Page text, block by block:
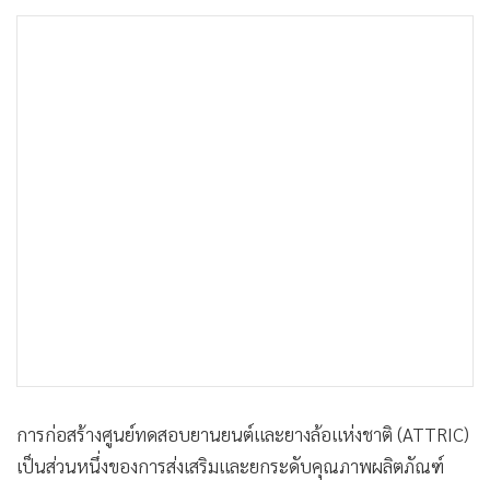
การก่อสร้างศูนย์ทดสอบยานยนต์และยางล้อแห่งชาติ (ATTRIC)
เป็นส่วนหนึ่งของการส่งเสริมและยกระดับคุณภาพผลิตภัณฑ์